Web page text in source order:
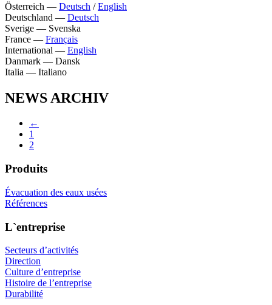
Österreich — Deutsch /English
Deutschland — Deutsch
Sverige — Svenska
France — Français
International — English
Danmark — Dansk
Italia — Italiano
NEWS ARCHIV
←
1
2
Produits
Évacuation des eaux usées
Références
L`entreprise
Secteurs d’activités
Direction
Culture d’entreprise
Histoire de l’entreprise
Durabilité